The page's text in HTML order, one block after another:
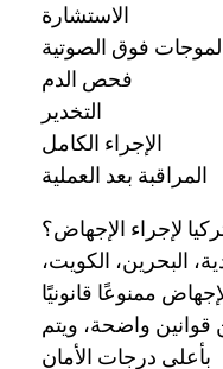
الاستشارة
فوق الصوتية
فحص الدم
التخدير
الإجراء الكامل
المراقبة بعد العملية
لإجراء الإجهاض؟
البحرين، الكويت،
ممنوعًا قانونيًا
واضحة، ويتم
بأعلى درجات الأمان